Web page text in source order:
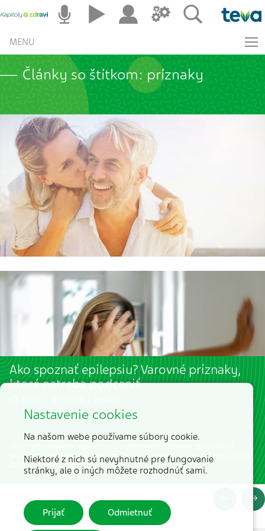
MENU
Články so štítkom: príznaky
Ako spoznať epilepsiu? Varovné príznaky,
ktoré netreba podceniť
poruchou elektrickej aktivity mozgu. Ich podoba závisí od toho, ktorá
časť mozgu je zasiahnutá.
Nastavenie cookies
Na našom webe používame súbory cookie.
Niektoré z nich sú nevyhnutné pre fungovanie
stránky, ale o iných môžete rozhodnúť sami.
Prijať Odmietnuť